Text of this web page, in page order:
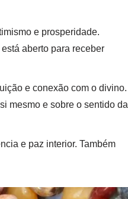
e prosperidade.
aberto para receber
e conexão com o divino.
mesmo e sobre o sentido da
e paz interior. Também